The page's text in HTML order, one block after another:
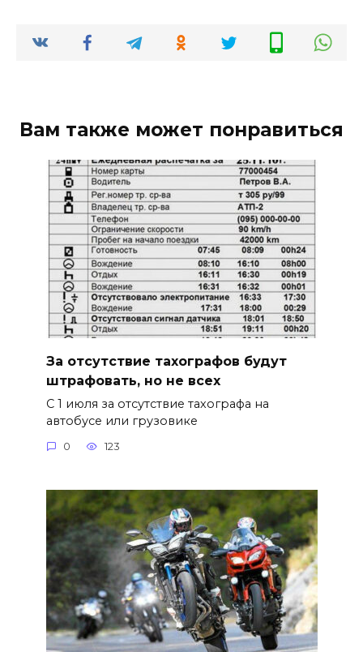
Вам также может понравиться
За отсутствие тахографов будут
штрафовать, но не всех
С 1 июля за отсутствие тахографа на
автобусе или грузовике
0 123